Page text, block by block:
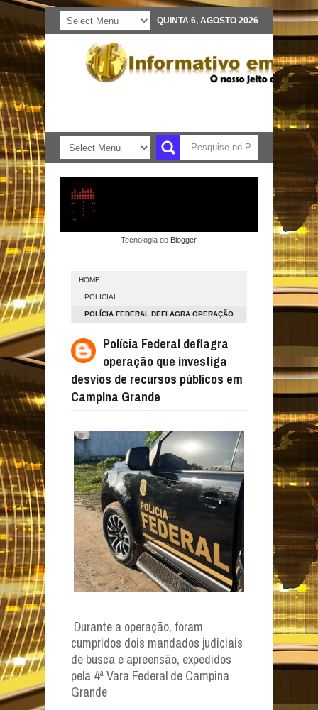
QUINTA 6, AGOSTO 2026
Tecnologia do Blogger.
HOME
POLICIAL
POLÍCIA FEDERAL DEFLAGRA OPERAÇÃO
PÚBLICOS EM CAMPINA GRANDE
Polícia Federal deflagra
operação que investiga
desvios de recursos públicos em
Campina Grande
Durante a operação, foram
cumpridos dois mandados judiciais
de busca e apreensão, expedidos
pela 4ª Vara Federal de Campina
Grande